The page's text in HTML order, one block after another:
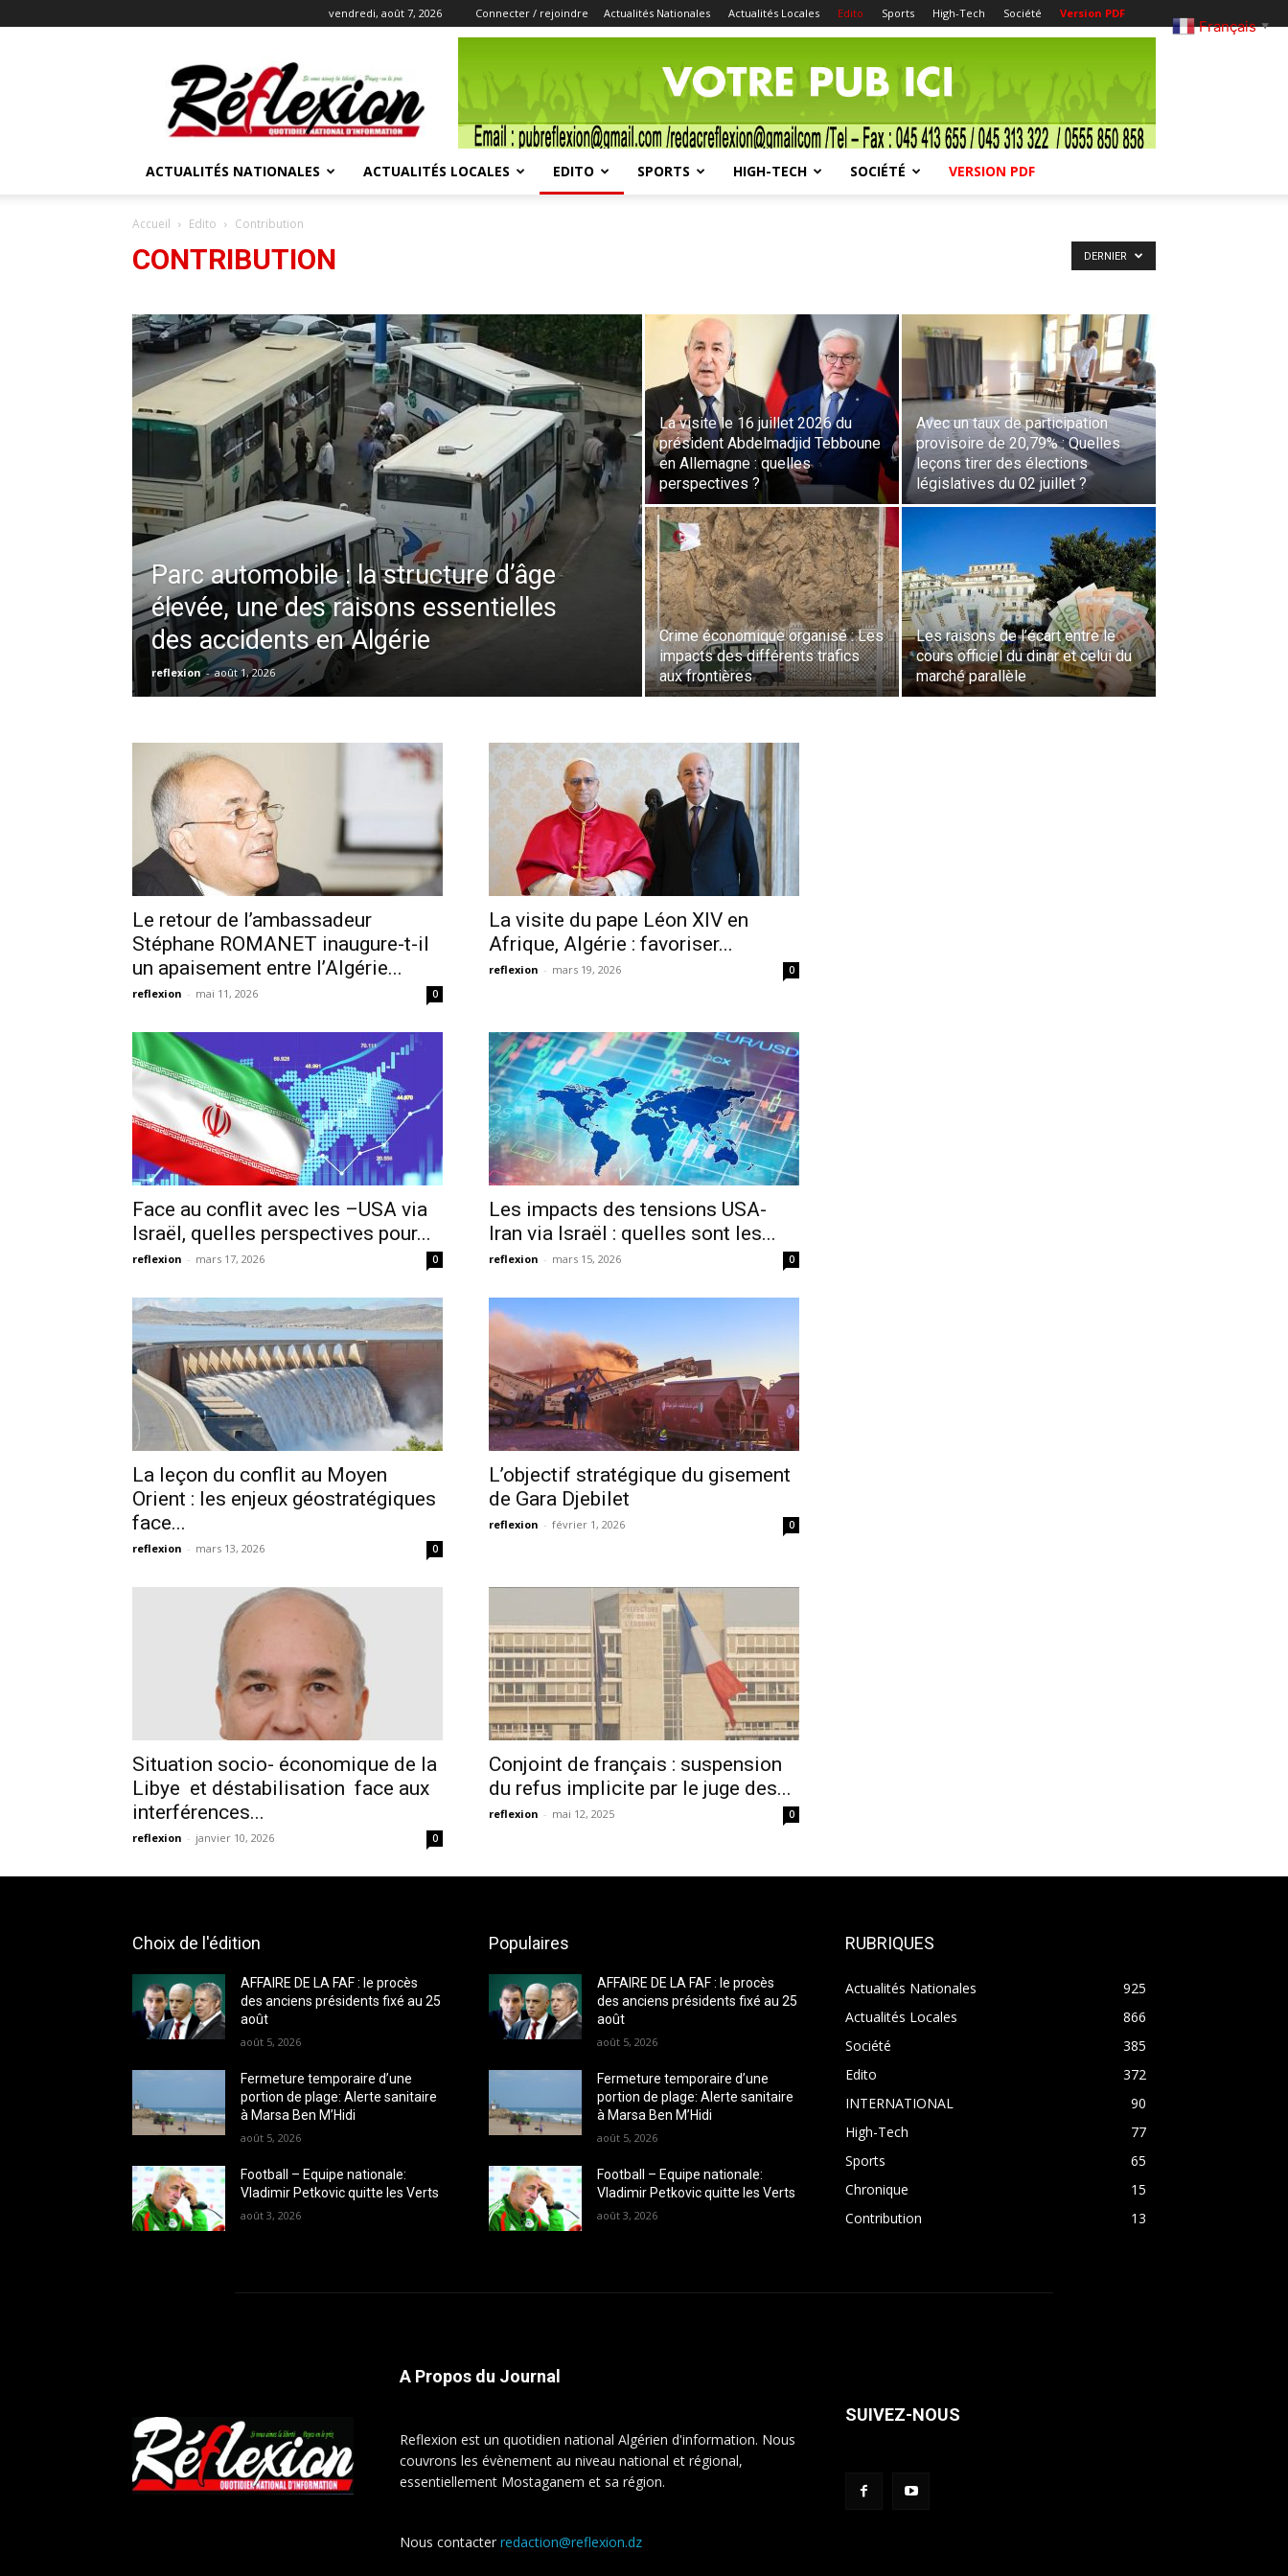
vendredi, août 7, 2026 Connecter / rejoindre Actualités Nationales Actualités Locales Edito Sports High-Tech Société Version PDF
REFLEXION
ACTUALITÉS NATIONALES ACTUALITÉS LOCALES EDITO SPORTS HIGH-TECH SOCIÉTÉ VERSION PDF
Accueil Edito Contribution
CONTRIBUTION DERNIER
Parc automobile : la structure d’âge
élevée, une des raisons essentielles
des accidents en Algérie
reflexion - août 1, 2026
La visite le 16 juillet 2026 du
président Abdelmadjid Tebboune
en Allemagne : quelles
perspectives ?
Avec un taux de participation
provisoire de 20,79% : Quelles
leçons tirer des élections
législatives du 02 juillet ?
Crime économique organisé : Les
impacts des différents trafics
aux frontières
Les raisons de l’écart entre le
cours officiel du dinar et celui du
marché parallèle
Le retour de l’ambassadeur
Stéphane ROMANET inaugure-t-il
un apaisement entre l’Algérie...
reflexion - mai 11, 2026 0
La visite du pape Léon XIV en
Afrique, Algérie : favoriser...
reflexion - mars 19, 2026 0
Face au conflit avec les –USA via
Israël, quelles perspectives pour...
reflexion - mars 17, 2026 0
Les impacts des tensions USA-
Iran via Israël : quelles sont les...
reflexion - mars 15, 2026 0
La leçon du conflit au Moyen
Orient : les enjeux géostratégiques
face...
reflexion - mars 13, 2026 0
L’objectif stratégique du gisement
de Gara Djebilet
reflexion - février 1, 2026 0
Situation socio- économique de la
Libye et déstabilisation face aux
interférences...
reflexion - janvier 10, 2026 0
Conjoint de français : suspension
du refus implicite par le juge des...
reflexion - mai 12, 2025 0
Choix de l'édition
AFFAIRE DE LA FAF : le procès
des anciens présidents fixé au 25
août
août 5, 2026
Fermeture temporaire d’une
portion de plage: Alerte sanitaire
à Marsa Ben M’Hidi
août 5, 2026
Football – Equipe nationale:
Vladimir Petkovic quitte les Verts
août 3, 2026
Populaires
AFFAIRE DE LA FAF : le procès
des anciens présidents fixé au 25
août
août 5, 2026
Fermeture temporaire d’une
portion de plage: Alerte sanitaire
à Marsa Ben M’Hidi
août 5, 2026
Football – Equipe nationale:
Vladimir Petkovic quitte les Verts
août 3, 2026
RUBRIQUES
Actualités Nationales
925
Actualités Locales
866
Société
385
Edito
372
INTERNATIONAL
90
High-Tech
77
Sports
65
Chronique
15
Contribution
13
A Propos du Journal
Reflexion est un quotidien national Algérien d'information. Nous
couvrons les évènement au niveau national et régional,
essentiellement Mostaganem et sa région.
Nous contacter redaction@reflexion.dz
SUIVEZ-NOUS
Français ▼